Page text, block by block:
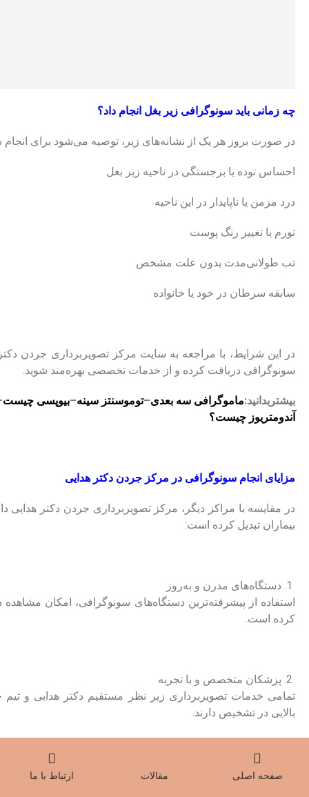
چه زمانی باید سونوگرافی زیر بغل انجام داد؟
در صورت بروز هر یک از نشانه‌های زیر، توصیه می‌شود برای
احساس توده یا برجستگی در ناحیه زیر بغل
درد مزمن یا ناپایدار در این ناحیه
تورم یا تغییر رنگ پوست
تب طولانی‌مدت بدون علت مشخص
سابقه سرطان در خود یا خانواده
در این شرایط، با مراجعه به سایت مرکز تصویربرداری جردن
سونوگرافی دریافت کرده و از خدمات تخصصی بهره‌مند شوید.
بیشتربدانید:ماموگرافی سه بعدی–توموسنتز سینه–بیوپسی چیست
آندومتریوز چیست؟
مزایای انجام سونوگرافی در مرکز جردن دکتر هدایی
در مقایسه با مراکز دیگر، مرکز تصویربرداری جردن دکتر هدایی
بیماران تبدیل کرده است:
دستگاه‌های مدرن و به‌روز
استفاده از پیشرفته‌ترین دستگاه‌های سونوگرافی، امکان
کرده است.
پزشکان متخصص و با تجربه
تمامی خدمات تصویربرداری زیر نظر مستقیم دکتر هدایی و
بالایی در تشخیص دارند.
رزرو نوبت سریع از طریق سایت
صفحه اصلی مقالات ارتباط با ما